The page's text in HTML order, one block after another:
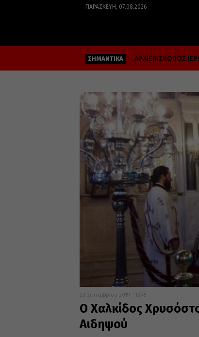
ΠΑΡΑΣΚΕΥΉ, 07.08.2026
ΣΗΜΑΝΤΙΚΑ ΑΡΧΙΕΠΙΣΚΟΠΟΣ
23 Σεπτεμβρίου 2019 12:45
Ο Χαλκίδος
Αιδηψού